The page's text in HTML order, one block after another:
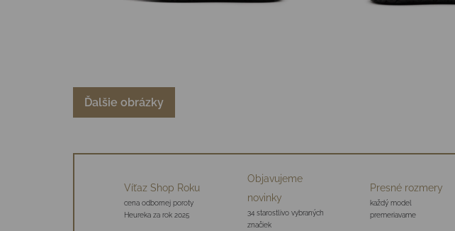
Ďalšie obrázky
Víťaz Shop Roku
cena odbornej poroty
Heureka za rok 2025
Objavujeme
novinky
34 starostlivo vybraných
značiek
Presné rozmery
každý model
premeriavame